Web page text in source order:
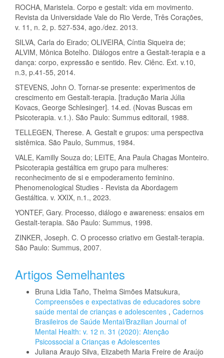
ROCHA, Maristela. Corpo e gestalt: vida em movimento.
Revista da Universidade Vale do Rio Verde, Três Corações,
v. 11, n. 2, p. 527-534, ago./dez. 2013.
SILVA, Carla do Eirado; OLIVEIRA, Cíntia Siqueira de;
ALVIM, Mônica Botelho. Diálogos entre a Gestalt-terapia e a
dança: corpo, expressão e sentido. Rev. Ciênc. Ext. v.10,
n.3, p.41-55, 2014.
STEVENS, John O. Tornar-se presente: experimentos de
crescimento em Gestalt-terapia. [tradução Maria Júlia
Kovacs, George Schlesinger]. 14.ed. (Novas Buscas em
Psicoterapia. v.1.). São Paulo: Summus editorail, 1988.
TELLEGEN, Therese. A. Gestalt e grupos: uma perspectiva
sistêmica. São Paulo, Summus, 1984.
VALE, Kamilly Souza do; LEITE, Ana Paula Chagas Monteiro.
Psicoterapia gestáltica em grupo para mulheres:
reconhecimento de si e empoderamento feminino.
Phenomenological Studies - Revista da Abordagem
Gestáltica. v. XXIX, n.1., 2023.
YONTEF, Gary. Processo, diálogo e awareness: ensaios em
Gestalt-terapia. São Paulo: Summus, 1998.
ZINKER, Joseph. C. O processo criativo em Gestalt-terapia.
São Paulo: Summus, 2007.
Artigos Semelhantes
Bruna Lidia Taño, Thelma Simões Matsukura,
Compreensões e expectativas de educadores sobre
saúde mental de crianças e adolescentes , Cadernos
Brasileiros de Saúde Mental/Brazilian Journal of
Mental Health: v. 12 n. 31 (2020): Atenção
Psicossocial a Crianças e Adolescentes
Juliana Araujo Silva, Elizabeth Maria Freire de Araújo